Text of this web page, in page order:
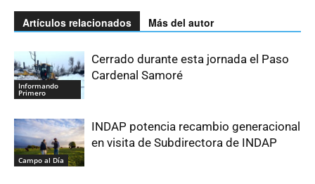
Artículos relacionados Más del autor
Informando
Primero
Cerrado durante esta jornada el Paso
Cardenal Samoré
Campo al Día
INDAP potencia recambio generacional
en visita de Subdirectora de INDAP